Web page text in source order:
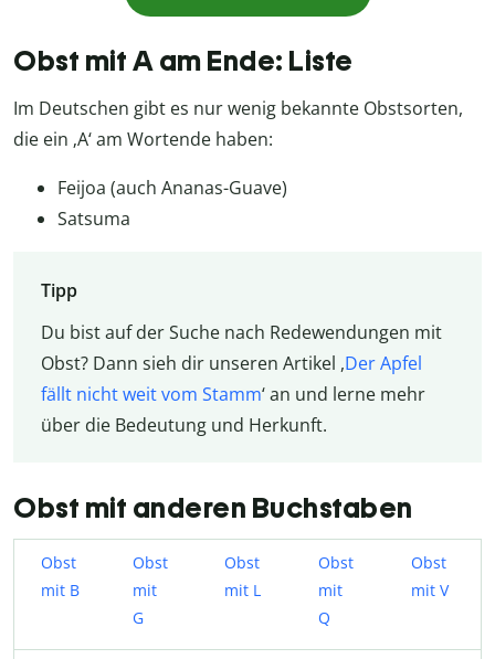
Obst mit A am Ende: Liste
Im Deutschen gibt es nur wenig bekannte Obstsorten,
die ein ‚A‘ am Wortende haben:
Feijoa (auch Ananas-Guave)
Satsuma
Tipp
Du bist auf der Suche nach Redewendungen mit
Obst? Dann sieh dir unseren Artikel ,Der Apfel
fällt nicht weit vom Stamm‘ an und lerne mehr
über die Bedeutung und Herkunft.
Obst mit anderen Buchstaben
Obst
mit B
Obst
mit
G
Obst
mit L
Obst
mit
Q
Obst
mit V